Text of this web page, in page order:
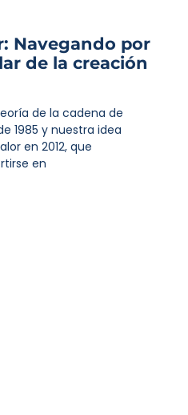
Navegando por
de la creación
de la cadena de
1985 y nuestra idea
en 2012, que
en